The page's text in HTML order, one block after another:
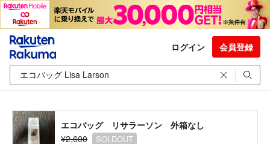
ログイン 会員登録
エコバッグ リサラーソン 外箱なし
¥2,600
SOLDOUT